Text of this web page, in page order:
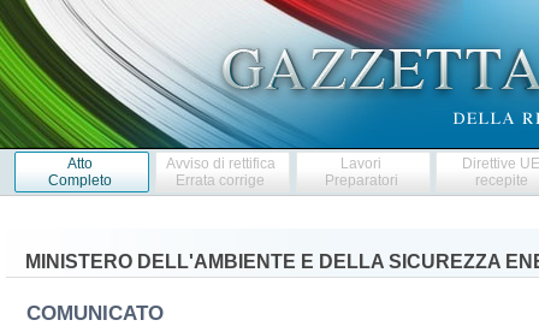
Atto
Completo
Avviso di rettifica
Errata corrige
Lavori
Preparatori
Direttive
recepite
MINISTERO DELL'AMBIENTE E DELLA SICUREZZA
COMUNICATO